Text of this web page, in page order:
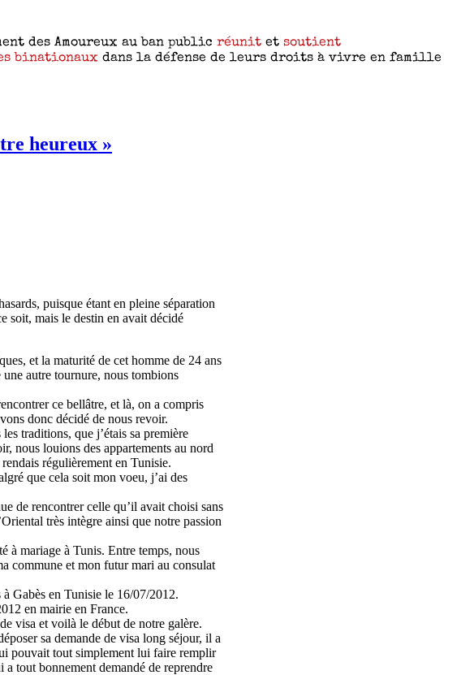
heureux »
puisque étant en pleine séparation
soit, mais le destin en avait décidé
et la maturité de cet homme de 24 ans
une autre tournure, nous tombions
ce bellâtre, et là, on a compris
donc décidé de nous revoir.
traditions, que j’étais sa première
nous louions des appartements au nord
régulièrement en Tunisie.
que cela soit mon voeu, j’ai des
de rencontrer celle qu’il avait choisi sans
très intègre ainsi que notre passion
à mariage à Tunis. Entre temps, nous
commune et mon futur mari au consulat
Gabès en Tunisie le 16/07/2012.
en mairie en France.
visa et voilà le début de notre galère.
sa demande de visa long séjour, il a
pouvait tout simplement lui faire remplir
tout bonnement demandé de reprendre